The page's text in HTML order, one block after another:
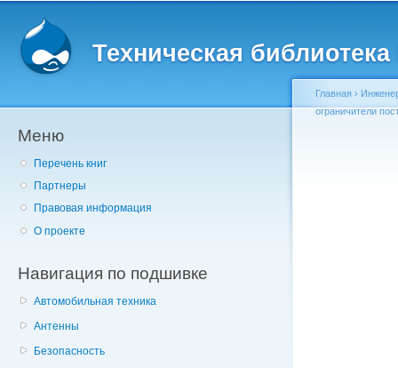
Техническая
Меню
Перечень книг
Партнеры
Правовая информация
О проекте
Навигация по подшивке
Автомобильная техника
Антенны
Безопасность
Главная ›
ограничители